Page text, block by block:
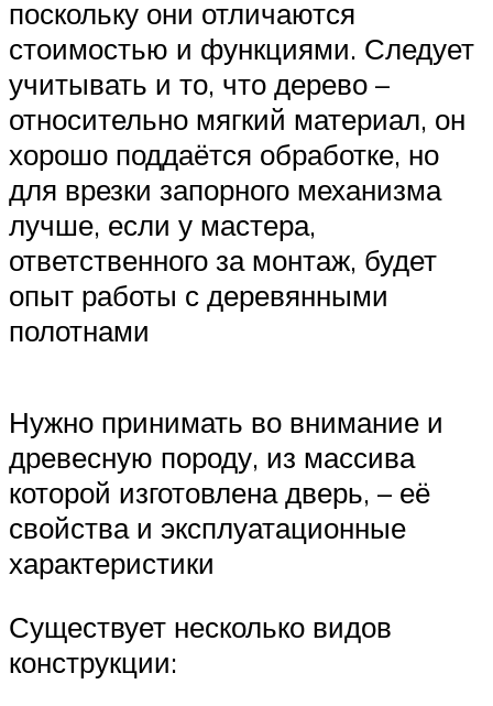
поскольку они отличаются
стоимостью и функциями. Следует
учитывать и то, что дерево –
относительно мягкий материал, он
хорошо поддаётся обработке, но
для врезки запорного механизма
лучше, если у мастера,
ответственного за монтаж, будет
опыт работы с деревянными
полотнами
Нужно принимать во внимание и
древесную породу, из массива
которой изготовлена дверь, – её
свойства и эксплуатационные
характеристики
Существует несколько видов
конструкции: